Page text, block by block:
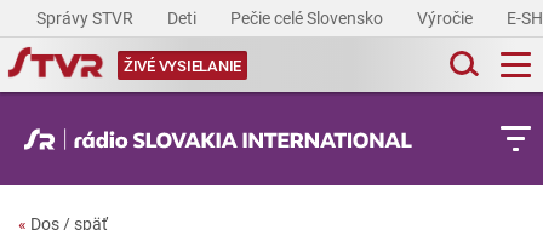
Správy STVR Deti Pečie celé Slovensko Výročie E-
ŽIVÉ VYSIELANIE
« Dos / späť